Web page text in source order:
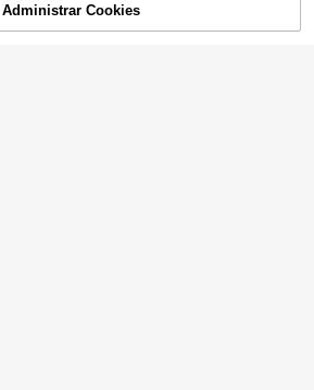
¡10% DE DESCUENTO!
Administrar Cookies